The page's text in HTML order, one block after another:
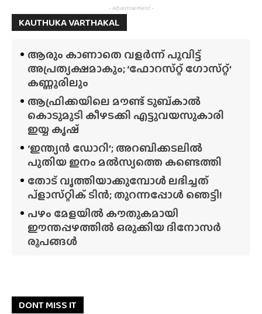
- Advertisement -
KAUTHUKA VARTHAKAL
ആരും കാണാതെ വളർന്ന് പൂവിട്ട്
അപ്രത്യക്ഷമാകും; ‘ഫോറസ്‌റ്റ്‌ ഗോസ്‌റ്റ്’
കണ്ണൂരിലും
ആഫ്രിക്കയിലെ മൗണ്ട് ടുബ്‌കാൽ
കൊടുമുടി കീഴടക്കി എട്ടുവയസുകാരി
ഇയ്യ കൃഷ്
‘ഇന്ത്യൻ ഡോറി’; അറബിക്കടലിൽ
പുതിയ ഇനം മൽസ്യത്തെ കണ്ടെത്തി
തോട് വൃത്തിയാക്കുമ്പോൾ ലഭിച്ചത്
പ്‌ളാസ്‌റ്റിക് ടിൻ; തുറന്നപ്പോൾ ഞെട്ടി!
പഴം മേളയിൽ കൗതുകമായി
ഈന്തപ്പഴത്തിൽ ഒരുക്കിയ ദിനോസർ
രൂപങ്ങൾ
DONT MISS IT